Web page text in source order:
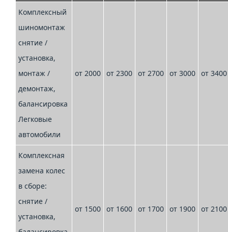
Комплексный
шиномонтаж
снятие /
установка,
монтаж /
демонтаж,
балансировка
Легковые
автомобили
от 2000 от 2300 от 2700 от 3000 от 3400
Комплексная
замена колес
в сборе:
снятие /
установка,
от 1500 от 1600 от 1700 от 1900 от 2100